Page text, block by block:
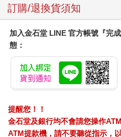
訂購/退換貨須知
加入金石堂 LINE 官方帳號『完
態：
提醒您！！
金石堂及銀行均不會請您操作
ATM提款機，請不要聽從指示，